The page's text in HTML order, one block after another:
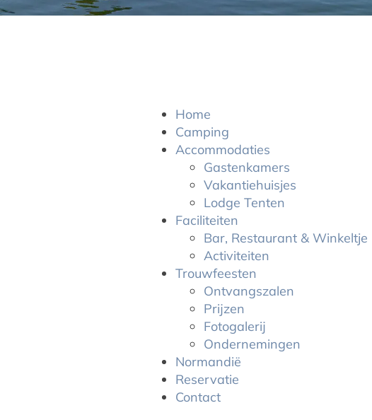
Home
Camping
Accommodaties
Gastenkamers
Vakantiehuisjes
Lodge Tenten
Faciliteiten
Bar, Restaurant & Winkeltje
Activiteiten
Trouwfeesten
Ontvangszalen
Prijzen
Fotogalerij
Ondernemingen
Normandië
Reservatie
Contact